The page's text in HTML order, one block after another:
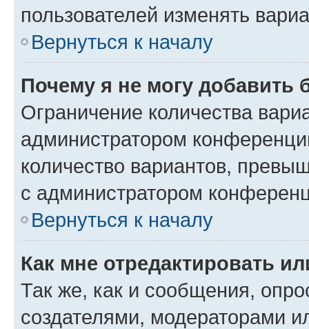
пользователей изменять
Вернуться к началу
Почему я не могу добавить
Ограничение количества
администратором
количество вариантов,
с администратором
Вернуться к началу
Как мне отредактировать
Так же, как и сообщения,
создателями, модераторами